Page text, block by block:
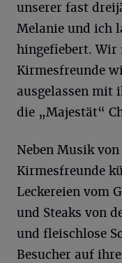
unserer fast
Melanie und ich
hingefiebert. Wir
Kirmesfreunde
ausgelassen mit
die „Majestät“
Neben Musik von
Kirmesfreunde
Leckereien vom
und Steaks von
und fleischlose
Besucher auf